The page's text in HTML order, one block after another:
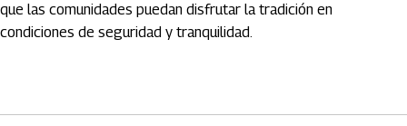
que las comunidades puedan disfrutar la tradición en
condiciones de seguridad y tranquilidad.